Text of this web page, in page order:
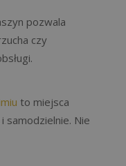
pozwala
czy
to miejsca
samodzielnie. Nie